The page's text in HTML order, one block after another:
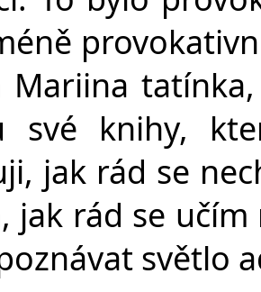
Mariina
své knihy,
jak rád se
jak rád se
světlo